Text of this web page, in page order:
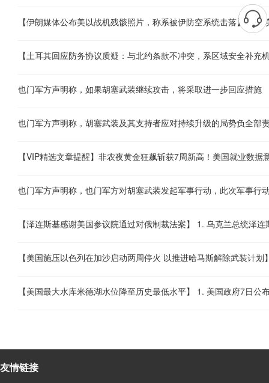
也门军方声明称，如果胡塞武装继续攻击，将采取进一步回应措施
也门军方声明称，胡塞武装及其支持者应对持续升级的局势负全部
友情链接